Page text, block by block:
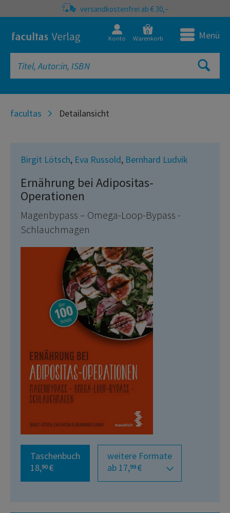
versandkostenfrei ab € 30,–
Konto
0
Warenkorb Menü
facultas Detailansicht
Birgit Lötsch, Eva Russold, Bernhard Ludvik
Ernährung bei Adipositas-
Operationen
Magenbypass – Omega-Loop-Bypass -
Schlauchmagen
Taschenbuch
18,90 €
weitere Formate
ab 17,99 €